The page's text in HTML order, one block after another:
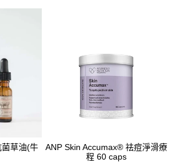
草油(牛
ANP Skin Accumax® 祛痘淨滑療
程 60 caps